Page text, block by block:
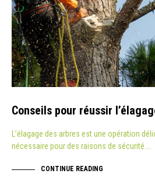
Conseils pour réussir
L’élagage des arbres est une opération
nécessaire pour des raisons de sécurité.…
CONTINUE READING